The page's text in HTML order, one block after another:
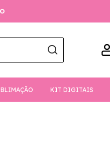
KIT DIGITAIS